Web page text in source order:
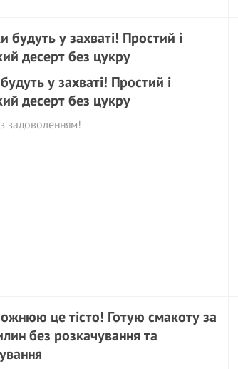
у захваті! Простий і
десерт без цукру
з задоволенням!